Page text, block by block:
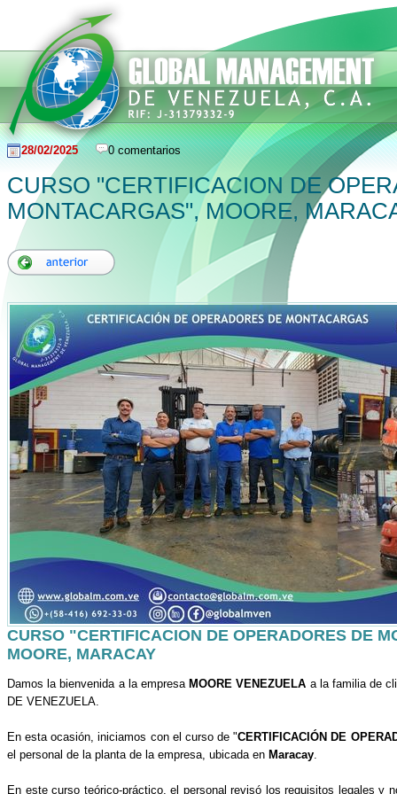
28/02/2025 0 comentarios
CURSO "CERTIFICACION DE
MONTACARGAS", MOORE,
CURSO "CERTIFICACION DE OPERADORES DE
MOORE, MARACAY
Damos la bienvenida a la empresaMOORE VENEZUELA a la familia de
DE VENEZUELA.
En esta ocasión, iniciamos con el curso de "CERTIFICACIÓN DE
el personal de la planta de la empresa, ubicada en Maracay
En este curso teórico-práctico, el personal revisó los requisitos legales y